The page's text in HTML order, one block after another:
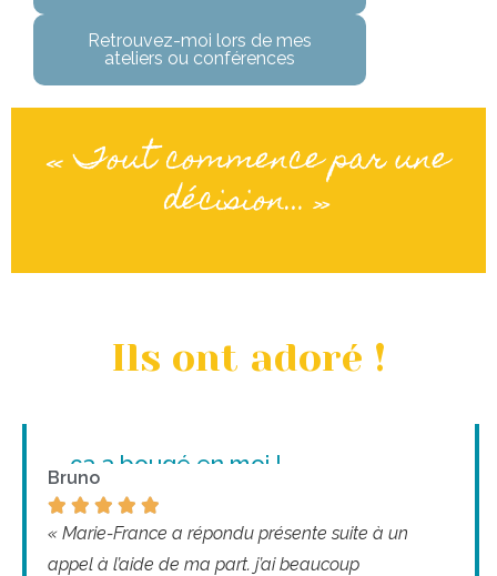
Retrouvez-moi lors de mes
ateliers ou conférences
« Tout commence par une
décision… »
Ils ont adoré !
ça a bougé en moi !
Bruno
    
« Marie-France a répondu présente suite à un
appel à l’aide de ma part. j’ai beaucoup